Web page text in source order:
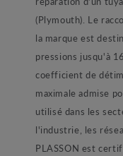
(Plymouth). Le
la marque est
pressions jusqu'à
coefficient de
maximale admise
utilisé dans les
l'industrie, les
PLASSON est